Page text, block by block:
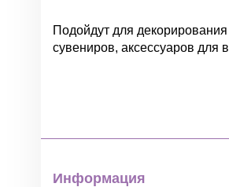
Подойдут для
сувениров, аксессуаров для
Информация